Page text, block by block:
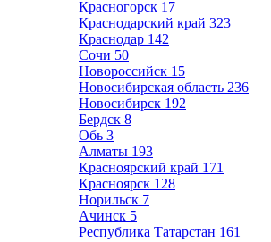
Красногорск 17
Краснодарский край 323
Краснодар 142
Сочи 50
Новороссийск 15
Новосибирская область 236
Новосибирск 192
Бердск 8
Обь 3
Алматы 193
Красноярский край 171
Красноярск 128
Норильск 7
Ачинск 5
Республика Татарстан 161